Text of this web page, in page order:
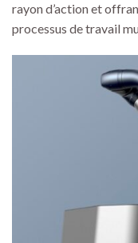
rayon d’action et
processus de travail